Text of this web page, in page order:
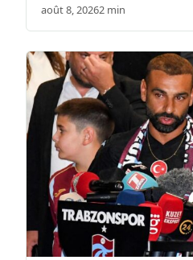
août 8, 20262 min